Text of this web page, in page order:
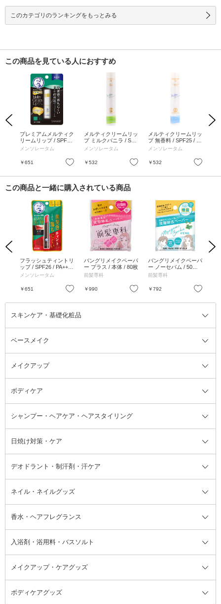
このカテゴリのランキングをもっとみる
この商品を見ている人におすすめ
Previous
お気に入り
プレミアムメルティク
リームリップ / SPF26
/ PA++++ / 1個 / 無香
メンソレータム
￥651 お気に入り
メルティクリームリッ
プ ミルクバニラ / SPF
25 / PA+++ / 2.4g
メンソレータム
￥532 お気に入り
メルティクリームリッ
プ 無香料 / SPF25 / P
A+++ / 2.4g
メンソレータム
￥532
Next
この商品と一緒に購入されている商品
Previous
お気に入り
フラッシュティントリ
ップ / SPF26 / PA+++ /
レッド / 2g / 無香料
メンソレータム
￥651 お気に入り
バングリメイクペーパ
ー プラス / 本体 / 80枚
前髪専科
￥990 お気に入り
バングリメイクペーパ
ー ノーセバム / 50枚 /
ミント
前髪専科
￥792
Next
スキンケア・基礎化粧品
スキンケア・基礎化粧品全て
洗顔料
美容液
オールインワン化粧品 フェイスクリーム
フェイスオイル・バーム
ブースター・導入液
洗い流すパック・マスク
リップクリーム・リップケア
顔用マッサージ料
ベースメイク
ベースメイク全て
BBクリーム
コンシーラー ファンデーション
フェイスパウダー
メイクアップ
メイクアップ全て
まつげ美容液 つけまつげ
アイシャドウ
アイブロウ・眉マスカラ
チーク
ハイライト・シェーディング
ボディケア
ボディケア全て
ボディソープ・ハンドソープ・石
けん
ボディケア
レッグ・フットケア
バストケア
ネイルケア
脱毛・除毛ケア
シャンプー・ヘアケア・ヘアスタイリング
シャンプー・ヘアケア・ヘアスタ
イリング全て
洗い流さないトリートメント
ヘアスタイリング剤
頭皮ケア・育毛剤
その他シャンプー・ヘアケア・ヘ
アスタイリング
日焼け対策・ケア
日焼け対策・ケア全て
サンオイル・タンニング
その他日焼け対策・UVケア
デオドラント・制汗剤・汗ケア
デオドラント・制汗剤・汗ケア全
て
フット用デオドラント・制汗剤・
汗ケア
ネイル・ネイルグッズ
ネイル・ネイルグッズ全て
ジェルネイル
リムーバー・除光液
香水・ヘアフレグランス
香水・ヘアフレグランス全て
フレグランスミスト
その他香水・ヘアフレグランス
入浴剤・浴用料・バスソルト
入浴剤・浴用料・バスソルト全て
バスソルト
メイクアップ・ケアグッズ
メイクアップ・ケアグッズ全て
ボディケアグッズ